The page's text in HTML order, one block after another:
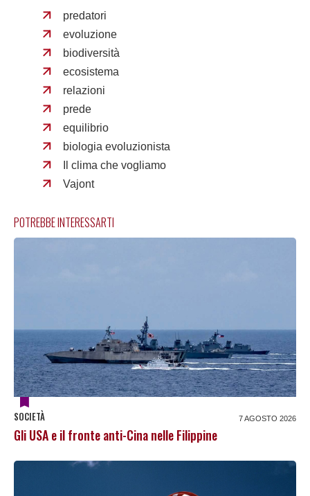
predatori
evoluzione
biodiversità
ecosistema
relazioni
prede
equilibrio
biologia evoluzionista
Il clima che vogliamo
Vajont
POTREBBE INTERESSARTI
SOCIETÀ 7 AGOSTO 2026
Gli USA e il fronte anti-Cina nelle Filippine